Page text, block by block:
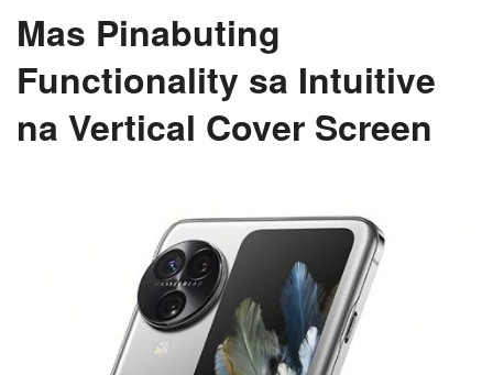
Mas Pinabuting
Functionality sa Intuitive
na Vertical Cover Screen